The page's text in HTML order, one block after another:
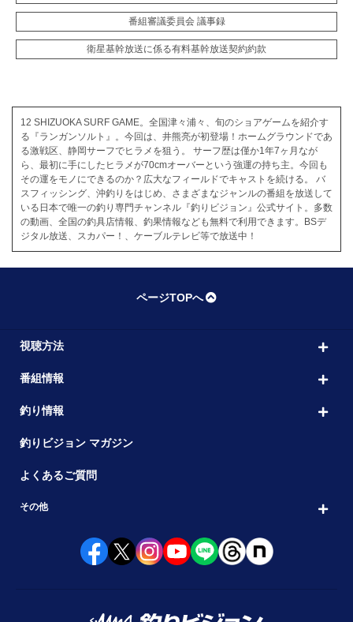
番組審議委員会 議事録
衛星基幹放送に係る有料基幹放送契約約款
12 SHIZUOKA SURF GAME。全国津々浦々、旬のショアゲームを紹介す
る『ランガンソルト』。今回は、井熊亮が初登場！ホームグラウンドであ
る激戦区、静岡サーフでヒラメを狙う。 サーフ歴は僅か1年7ヶ月なが
ら、最初に手にしたヒラメが70cmオーバーという強運の持ち主。今回も
その運をモノにできるのか？広大なフィールドでキャストを続ける。 バ
スフィッシング、沖釣りをはじめ、さまざまなジャンルの番組を放送して
いる日本で唯一の釣り専門チャンネル『釣りビジョン』公式サイト。多数
の動画、全国の釣具店情報、釣果情報なども無料で利用できます。BSデ
ジタル放送、スカパー！、ケーブルテレビ等で放送中！
ページTOPへ
視聴方法
番組情報
釣り情報
釣りビジョン マガジン
よくあるご質問
その他